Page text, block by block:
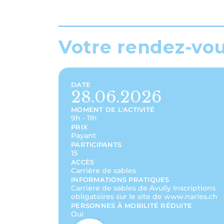
Votre rendez-
DATE
28.06.2026
MOMENT DE L'ACTIVITÉ
9h - 11h
PRIX
Payant
PARTICIPANTS
15
ACCÈS
Carrière de sables
INFORMATIONS PRATIQUES
Carrière de sables de Avully Inscriptions
obligatoires sur le site de www.naries.ch
PERSONNES À MOBILITÉ RÉDUITE
Oui